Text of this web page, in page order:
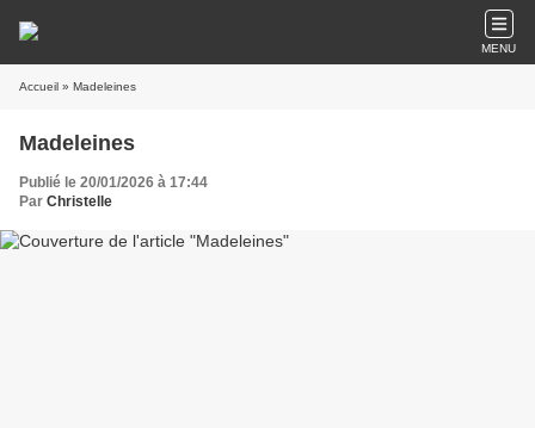
MENU
Accueil » Madeleines
Madeleines
Publié le 20/01/2026 à 17:44
Par Christelle